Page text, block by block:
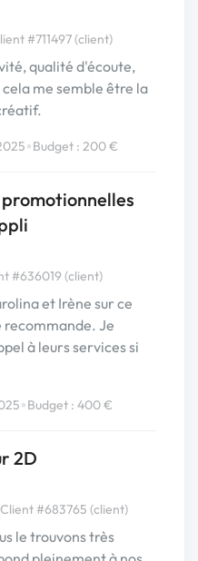
#711497 (client)
qualité d'écoute,
me semble être la
•Budget : 200 €
#636019 (client)
et Irène sur ce
recommande. Je
à leurs services si
•Budget : 400 €
2D
#683765 (client)
le trouvons très